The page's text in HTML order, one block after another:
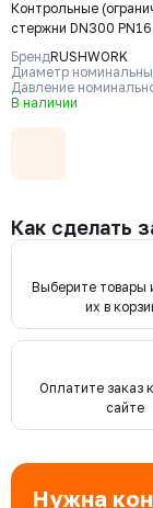
Контрольные
стержни DN300 PN16
БрендRUSHWORK
Диаметр
Давление
В наличии
Как сделать
Выберите товары
их в
Оплатите заказ
сайте
Нужна